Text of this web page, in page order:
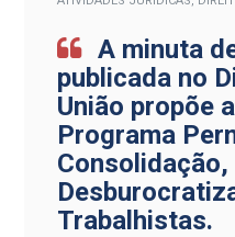
A minuta
publicada no
União propõe
Programa
Trabalhistas.